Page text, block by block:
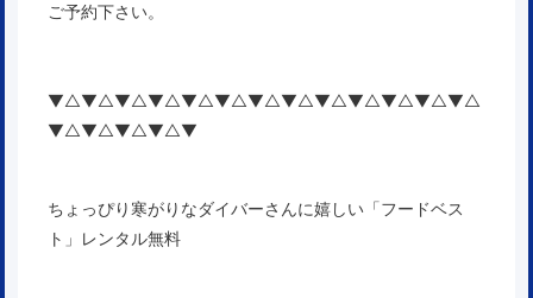
ご予約下さい。
▼△▼△▼△▼△▼△▼△▼△▼△▼△▼△▼△▼△▼△
▼△▼△▼△▼△▼
ちょっぴり寒がりなダイバーさんに嬉しい「フードベス
ト」レンタル無料